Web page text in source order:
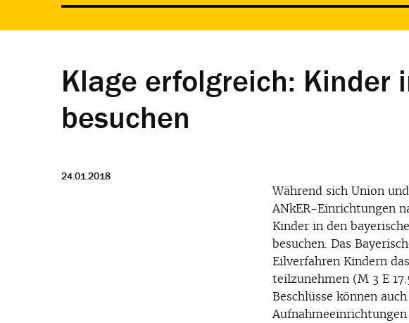
Klage erfolgreich: Kinder
besuchen
24.01.2018
Während sich Union
ANkER-Einrichtungen
Kinder in den
besuchen. Das
Eilverfahren Kindern
teilzunehmen (M 3 E
Beschlüsse können